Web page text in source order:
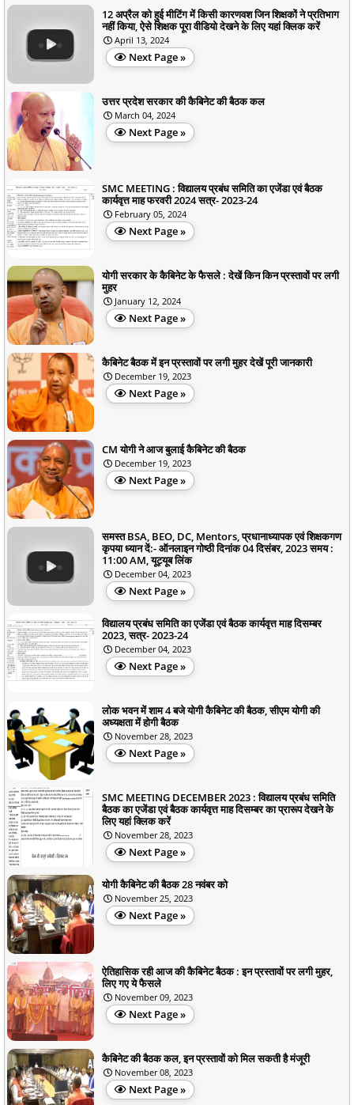
12 अप्रैल को हुई मीटिंग में किसी कारणवश जिन शिक्षकों ने प्रतिभाग
नहीं किया, ऐसे शिक्षक पूरा वीडियो देखने के लिए यहां क्लिक करें
April 13, 2024
Next Page »
उत्तर प्रदेश सरकार की कैबिनेट की बैठक कल
March 04, 2024
Next Page »
SMC MEETING : विद्यालय प्रबंध समिति का एजेंडा एवं बैठक
कार्यवृत्त माह फरवरी 2024 सत्र- 2023-24
February 05, 2024
Next Page »
योगी सरकार के कैबिनेट के फैसले : देखें किन किन प्रस्तावों पर लगी
मुहर
January 12, 2024
Next Page »
कैबिनेट बैठक में इन प्रस्तावों पर लगी मुहर देखें पूरी जानकारी
December 19, 2023
Next Page »
CM योगी ने आज बुलाई कैबिनेट की बैठक
December 19, 2023
Next Page »
समस्त BSA, BEO, DC, Mentors, प्रधानाध्यापक एवं शिक्षकगण
कृपया ध्यान दें:- ऑनलाइन गोष्ठी दिनांक 04 दिसंबर, 2023 समय :
11:00 AM, यूट्यूब लिंक
December 04, 2023
Next Page »
विद्यालय प्रबंध समिति का एजेंडा एवं बैठक कार्यवृत्त माह दिसम्बर
2023, सत्र- 2023-24
December 04, 2023
Next Page »
लोक भवन में शाम 4 बजे योगी कैबिनेट की बैठक, सीएम योगी की
अध्यक्षता में होगी बैठक
November 28, 2023
Next Page »
SMC MEETING DECEMBER 2023 : विद्यालय प्रबंध समिति
बैठक का एजेंडा एवं बैठक कार्यवृत्त माह दिसम्बर का प्रारूप देखने के
लिए यहां क्लिक करें
November 28, 2023
Next Page »
योगी कैबिनेट की बैठक 28 नवंबर को
November 25, 2023
Next Page »
ऐतिहासिक रही आज की कैबिनेट बैठक : इन प्रस्तावों पर लगी मुहर,
लिए गए ये फैसले
November 09, 2023
Next Page »
कैबिनेट की बैठक कल, इन प्रस्तावों को मिल सकती है मंजूरी
November 08, 2023
Next Page »